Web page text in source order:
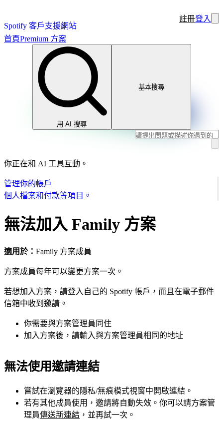
Spotify 客戶支援網站
註冊登入
首頁Premium 方案
用 AI 搜尋
基本搜尋
你正在和 AI 工具互動。
管理你的帳戶
個人檔案和付款等項目。
無法加入 Family 方案
適用於： Family 方案成員
方案成員每年可以變更方案一次。
若想加入方案，請登入自己的 Spotify 帳戶，而且在電子郵件
信箱中收到邀請。
你需要與方案管理員同住
加入方案後，請輸入與方案管理員相同的地址
無法使用邀請連結
嘗試在瀏覽器的隱私/無痕模式視窗中開啟連結。
若有其他成員使用，邀請將自動失效。你可以請方案管
理員傳送新連結 ，並再試一次。